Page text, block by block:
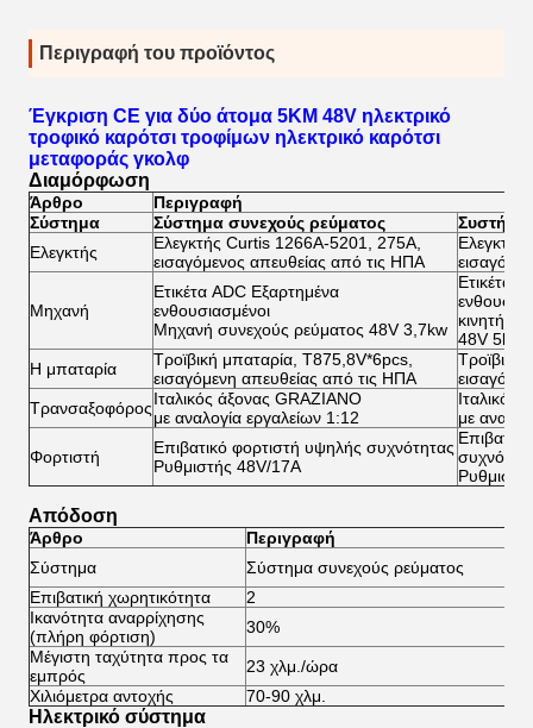
Περιγραφή του προϊόντος
Έγκριση CE για δύο άτομα 5KM 48V ηλεκτρικό
τροφικό καρότσι τροφίμων ηλεκτρικό καρότσι
μεταφοράς γκολφ
Διαμόρφωση
Άρθρο
Περιγραφή
Σύστημα
Σύστημα συνεχούς ρεύματος
Ελεγκτής
Ελεγκτής Curtis 1266A-5201, 275A,
εισαγόμενος απευθείας από τις ΗΠΑ
Μηχανή
Ετικέτα ADC Εξαρτημένα
ενθουσιασμένοι
Μηχανή συνεχούς ρεύματος 48V 3,7kw
Ετικέτα
48V 5kw
Η μπαταρία
Τροϊβική μπαταρία, T875,8V*6pcs,
εισαγόμενη απευθείας από τις ΗΠΑ
ΤρανσαξοφόροςΙταλικός άξονας GRAZIANO
με αναλογία εργαλείων 1:12
Ιταλικός
με
Φορτιστή
Επιβατικό φορτιστή υψηλής συχνότητας
Ρυθμιστής 48V/17A
Απόδοση
Άρθρο
Περιγραφή
Σύστημα
Σύστημα συνεχούς ρεύματος
Επιβατική χωρητικότητα
2
Ικανότητα αναρρίχησης
(πλήρη φόρτιση)
30%
Μέγιστη ταχύτητα προς τα
εμπρός
23 χλμ./ώρα
Χιλιόμετρα αντοχής
70-90 χλμ.
Ηλεκτρικό σύστημα